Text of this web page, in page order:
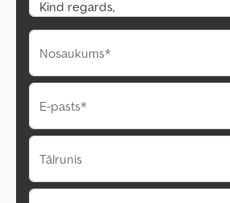
Nosaukums*
E-pasts*
Tālrunis